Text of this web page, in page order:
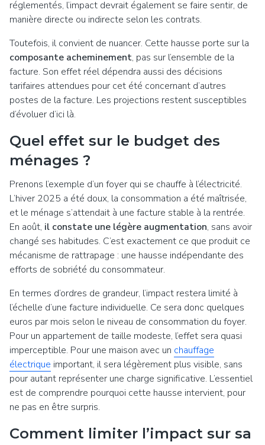
réglementés, l’impact devrait également se faire sentir, de
manière directe ou indirecte selon les contrats.
Toutefois, il convient de nuancer. Cette hausse porte sur la
composante acheminement, pas sur l’ensemble de la
facture. Son effet réel dépendra aussi des décisions
tarifaires attendues pour cet été concernant d’autres
postes de la facture. Les projections restent susceptibles
d’évoluer d’ici là.
Quel effet sur le budget des
ménages ?
Prenons l’exemple d’un foyer qui se chauffe à l’électricité.
L’hiver 2025 a été doux, la consommation a été maîtrisée,
et le ménage s’attendait à une facture stable à la rentrée.
En août, il constate une légère augmentation, sans avoir
changé ses habitudes. C’est exactement ce que produit ce
mécanisme de rattrapage : une hausse indépendante des
efforts de sobriété du consommateur.
En termes d’ordres de grandeur, l’impact restera limité à
l’échelle d’une facture individuelle. Ce sera donc quelques
euros par mois selon le niveau de consommation du foyer.
Pour un appartement de taille modeste, l’effet sera quasi
imperceptible. Pour une maison avec un chauffage
électrique important, il sera légèrement plus visible, sans
pour autant représenter une charge significative. L’essentiel
est de comprendre pourquoi cette hausse intervient, pour
ne pas en être surpris.
Comment limiter l’impact sur sa